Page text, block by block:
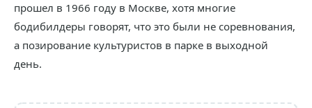
прошел в 1966 году в Москве, хотя многие
бодибилдеры говорят, что это были не соревнования,
а позирование культуристов в парке в выходной
день.